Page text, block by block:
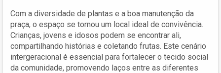
Com a diversidade de plantas e a boa manutenção da
praça, o espaço se tornou um local ideal de convivência.
Crianças, jovens e idosos podem se encontrar ali,
compartilhando histórias e coletando frutas. Este cenário
intergeracional é essencial para fortalecer o tecido social
da comunidade, promovendo laços entre as diferentes